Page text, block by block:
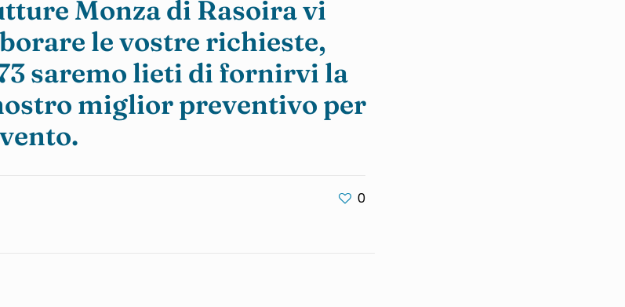
Monza di Rasoira vi
le vostre richieste,
saremo lieti di fornirvi la
miglior preventivo per
0